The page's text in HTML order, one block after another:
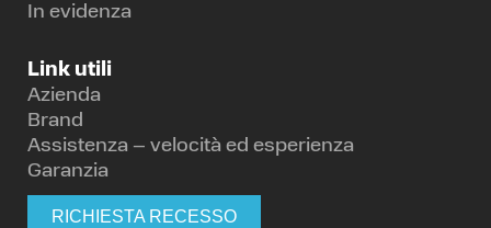
In evidenza
Link utili
Azienda
Brand
Assistenza – velocità ed esperienza
Garanzia
RICHIESTA RECESSO